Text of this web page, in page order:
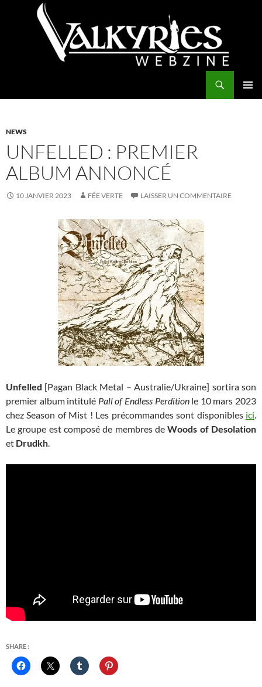
NEWS
UNFELLED : PREMIER
ALBUM ANNONCÉ
10 JANVIER 2023 FÉE VERTE LAISSER UN COMMENTAIRE
Unfelled [Pagan Black Metal – Australie/Ukraine] sortira son
premier album intitulé Pall of Endless Perditionle 10 mars 2023
chez Season of Mist ! Les précommandes sont disponibles ici.
Le groupe est composé de membres deWoods of Desolation
et Drudkh.
SHARE :